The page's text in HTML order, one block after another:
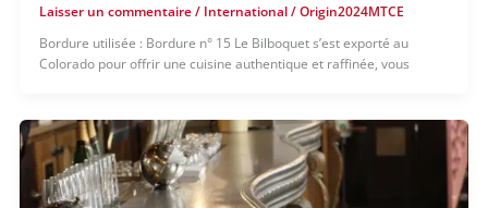
Laisser un commentaire/ International/Origin2024MTCE
Bordure utilisée : Bordure n° 15 Le Bilboquet s’est exporté au
Colorado pour offrir une cuisine authentique et raffinée, vous